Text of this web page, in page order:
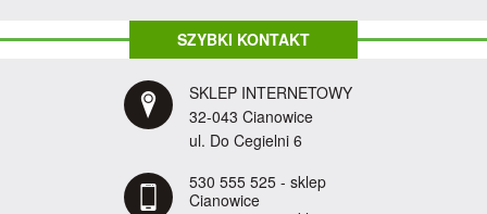
SZYBKI KONTAKT
SKLEP INTERNETOWY
32-043 Cianowice
ul. Do Cegielni 6
530 555 525 - sklep
Cianowice